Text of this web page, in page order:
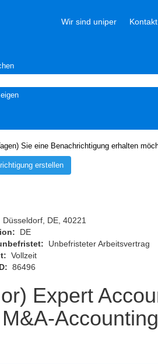
Wir sind uniper Kontakt
Sie eine Benachrichtigung erhalten
erstellen
Düsseldorf, DE, 40221
DE
Unbefristeter Arbeitsvertrag
Vollzeit
86496
Expert